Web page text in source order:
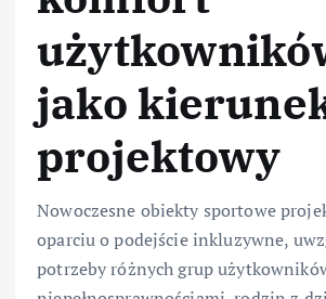
jako
projektowy
Nowoczesne obiekty sportowe
oparciu o podejście inkluzywne,
potrzeby różnych grup